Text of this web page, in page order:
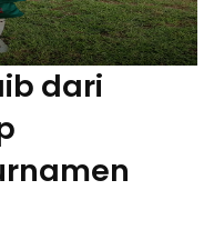
dari